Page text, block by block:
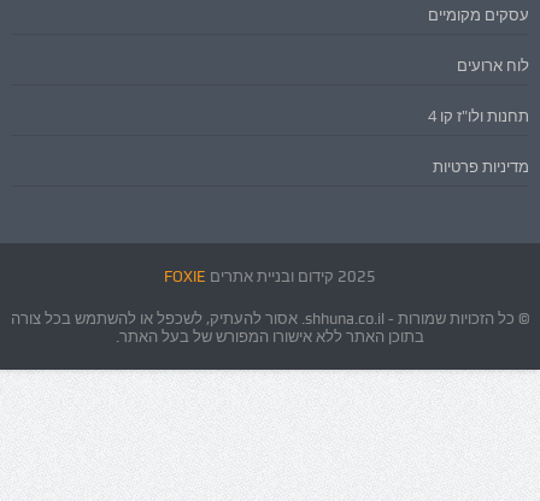
עסקים מקומיים
לוח ארועים
תחנות ולו"ז קו 4
מדיניות פרטיות
2025 קידום ובניית אתרים FOXIE
© כל הזכויות שמורות - shhuna.co.il. אסור להעתיק, לשכפל או להשתמש בכל צורה
בתוכן האתר ללא אישורו המפורש של בעל האתר.